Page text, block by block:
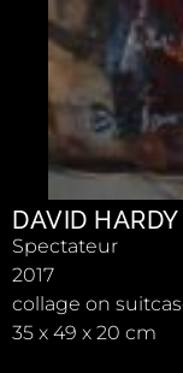
DAVID
Spectateur
2017
collage on
35 x 49 x 20 cm